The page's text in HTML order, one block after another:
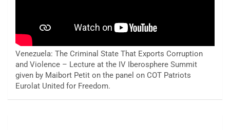
Venezuela: The Criminal State That Exports Corruption
and Violence – Lecture at the IV Iberosphere Summit
given by Maibort Petit on the panel on COT Patriots
Eurolat United for Freedom.